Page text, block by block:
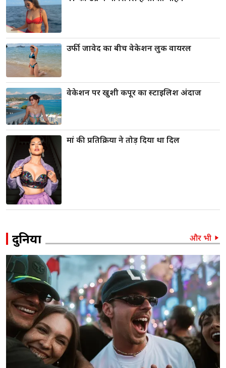
उर्फी जावेद का बीच वेकेशन लुक वायरल
वेकेशन पर खुशी कपूर का स्टाइलिश अंदाज
मां की प्रतिक्रिया ने तोड़ दिया था दिल
दुनिया और भी